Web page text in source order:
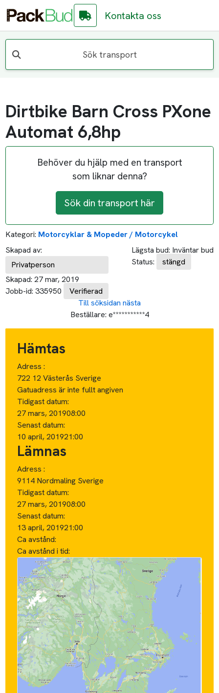
Kontakta oss
Sök transport
Dirtbike Barn Cross PXone
Automat 6,8hp
Behöver du hjälp med en transport
som liknar denna?
Sök din transport här
Kategori: Motorcyklar & Mopeder / Motorcykel
Skapad av:
Privatperson
Skapad: 27 mar, 2019
Jobb-id: 335950 Verifierad
Lägsta bud: Inväntar bud
Status:
stängd
Till söksidan nästa
Beställare: e***********4
Hämtas
Adress :
722 12 Västerås Sverige
Gatuadress är inte fullt angiven
Tidigast datum:
27 mars, 201908:00
Senast datum:
10 april, 201921:00
Lämnas
Adress :
9114 Nordmaling Sverige
Tidigast datum:
27 mars, 201908:00
Senast datum:
13 april, 201921:00
Ca avstånd:
Ca avstånd i tid: